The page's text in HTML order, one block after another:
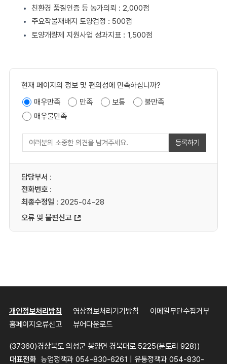
친환경 품질인증 등 농가의뢰 : 2,000점
주요작물재배지 토양검정 : 500점
토양개량제 지원사업 성과지표 : 1,500점
현재 페이지의 정보 및 편의성에 만족하십니까?
매우만족
만족 보통
불만족
매우불만족
등록하기
담당부서 :
전화번호:
최종수정일 : 2025-04-28
오류 및 불편신고
개인정보처리방침 영상정보처리기기방침
이메일무단수집거부
홈페이지오류신고
뷰어다운로드
(37360)경상북도 의성군 봉양면 경북대로 5225(분토리 928))
대표전화 농업정책과 054-830-6261 | 유통정책과 054-830-